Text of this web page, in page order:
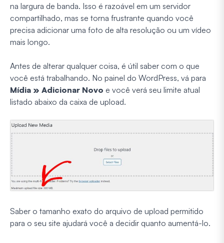
na largura de banda. Isso é razoável em um servidor
compartilhado, mas se torna frustrante quando você
precisa adicionar uma foto de alta resolução ou um vídeo
mais longo.
Antes de alterar qualquer coisa, é útil saber com o que
você está trabalhando. No painel do WordPress, vá para
Mídia » Adicionar Novo e você verá seu limite atual
listado abaixo da caixa de upload.
Saber o tamanho exato do arquivo de upload permitido
para o seu site ajudará você a decidir quanto aumentá-lo.